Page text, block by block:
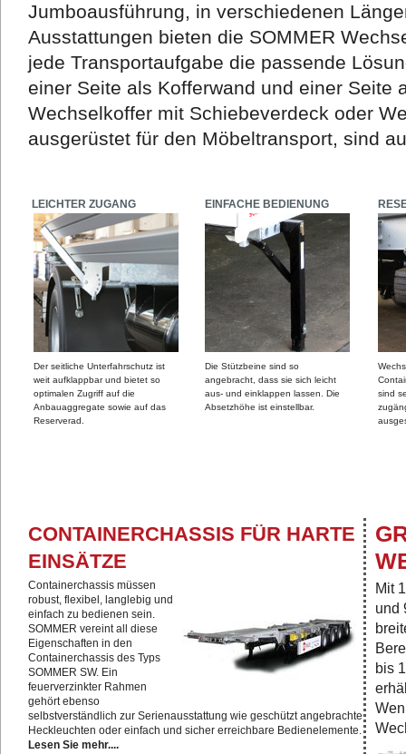
Jumboausführung, in verschiedenen
Ausstattungen bieten die SOMMER
jede Transportaufgabe die passende
einer Seite als Kofferwand und einer Seite
Wechselkoffer mit Schiebeverdeck oder
ausgerüstet für den Möbeltransport, sind
LEICHTER ZUGANG
Der seitliche Unterfahrschutz ist
weit aufklappbar und bietet so
optimalen Zugriff auf die
Anbauaggregate sowie auf das
Reserverad.
EINFACHE BEDIENUNG
Die Stützbeine sind so
angebracht, dass sie sich leicht
aus- und einklappen lassen. Die
Absetzhöhe ist einstellbar.
sind
CONTAINERCHASSIS FÜR HARTE
EINSÄTZE
Containerchassis müssen
robust, flexibel, langlebig und
einfach zu bedienen sein.
SOMMER vereint all diese
Eigenschaften in den
Containerchassis des Typs
SOMMER SW. Ein
feuerverzinkter Rahmen
gehört ebenso
selbstverständlich zur Serienausstattung wie geschützt angebrachte
Heckleuchten oder einfach und sicher erreichbare Bedienelemente.
Lesen Sie mehr....
Mit
und
bis